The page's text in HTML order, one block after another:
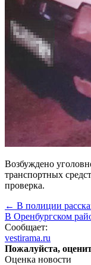
Возбуждено
транспортных
проверка.
← В полиции
​В Оренбургском
Сообщает:
vestirama.ru
Пожалуйста,
Оценка новости